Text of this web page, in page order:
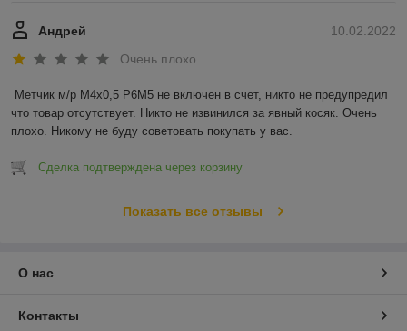
10.02.2022
Андрей
Очень плохо
Метчик м/р М4х0,5 Р6М5 не включен в счет, никто не предупредил
что товар отсутствует. Никто не извинился за явный косяк. Очень
плохо. Никому не буду советовать покупать у вас.
Сделка подтверждена через корзину
Показать все отзывы
О нас
Контакты